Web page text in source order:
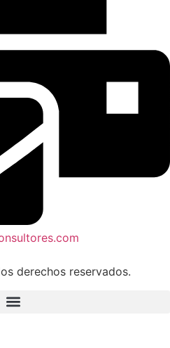
derechos reservados.